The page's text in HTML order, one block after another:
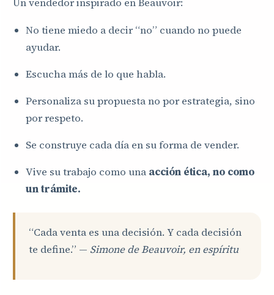
Un vendedor inspirado en Beauvoir:
No tiene miedo a decir “no” cuando no puede
ayudar.
Escucha más de lo que habla.
Personaliza su propuesta no por estrategia, sino
por respeto.
Se construye cada día en su forma de vender.
Vive su trabajo como una acción ética, no como
un trámite.
“Cada venta es una decisión. Y cada decisión
te define.” — Simone de Beauvoir, en espíritu